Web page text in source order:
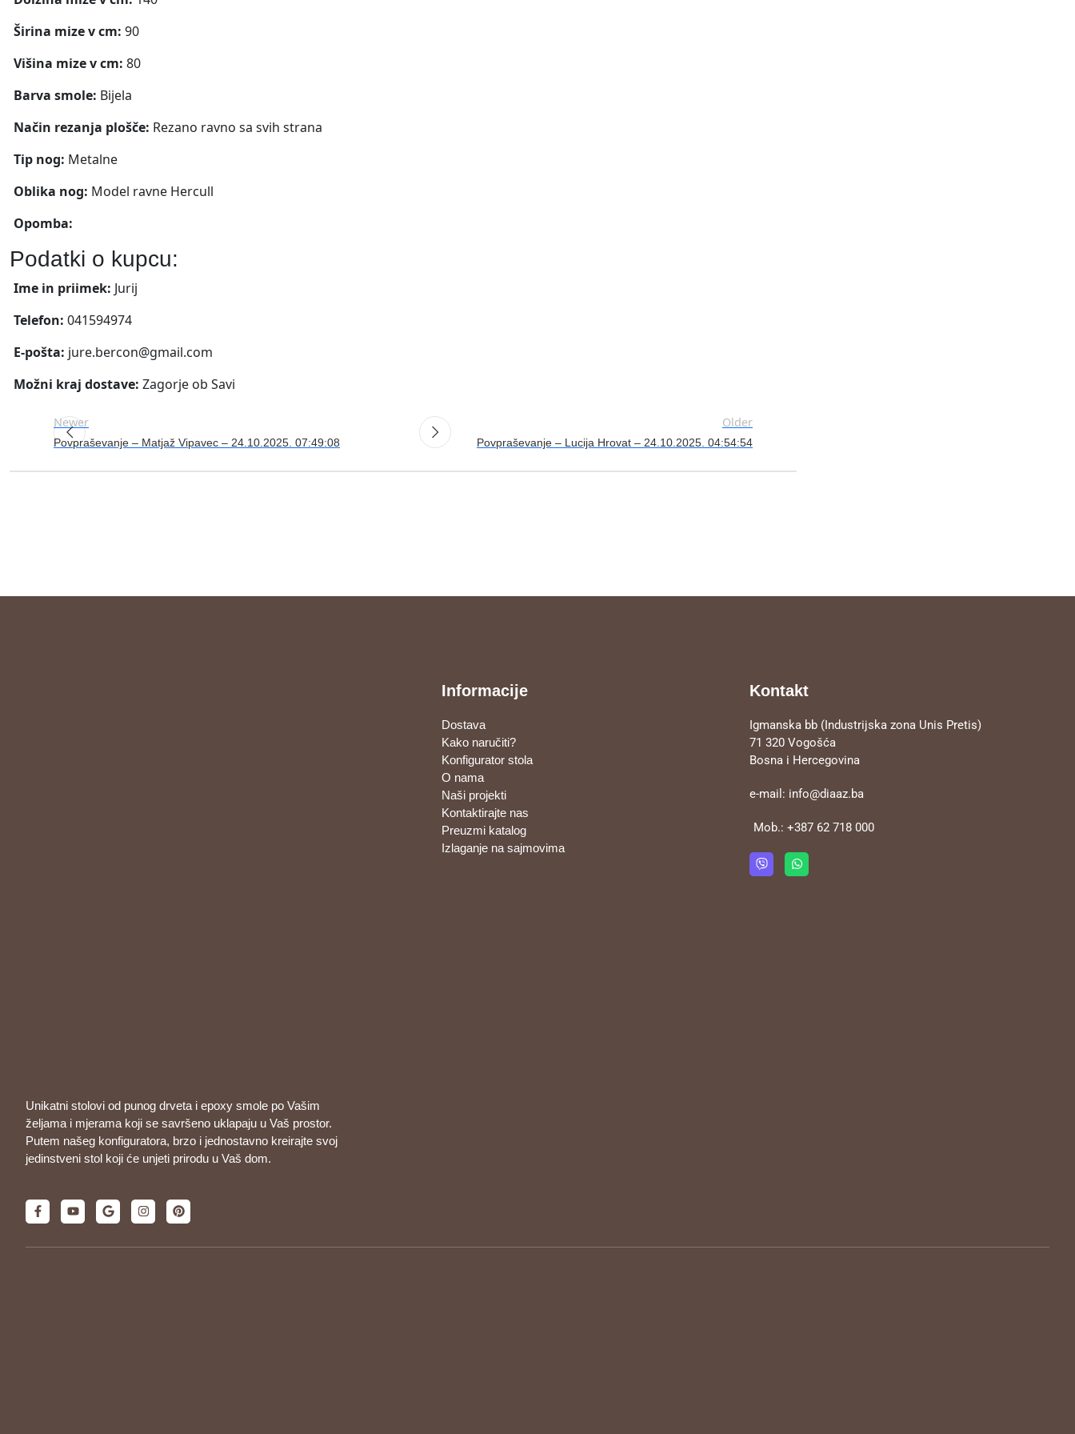
Širina mize v cm: 90
Višina mize v cm: 80
Barva smole: Bijela
Način rezanja plošče: Rezano ravno sa svih strana
Tip nog: Metalne
Oblika nog: Model ravne Hercull
Opomba:
Podatki o kupcu:
Ime in priimek: Jurij
Telefon: 041594974
E-pošta: jure.bercon@gmail.com
Možni kraj dostave: Zagorje ob Savi
Newer
Povpraševanje – Matjaž Vipavec – 24.10.2025. 07:49:08
Older
Povpraševanje – Lucija Hrovat – 24.10.2025. 04:54:54
Unikatni stolovi od punog drveta i epoxy smole po Vašim
željama i mjerama koji se savršeno uklapaju u Vaš prostor.
Putem našeg konfiguratora, brzo i jednostavno kreirajte svoj
jedinstveni stol koji će unjeti prirodu u Vaš dom.
Informacije
Dostava
Kako naručiti?
Konfigurator stola
O nama
Naši projekti
Kontaktirajte nas
Preuzmi katalog
Izlaganje na sajmovima
Kontakt
Igmanska bb (Industrijska zona Unis Pretis)
71 320 Vogošća
Bosna i Hercegovina
e-mail: info@diaaz.ba
Mob.:+387 62 718 000